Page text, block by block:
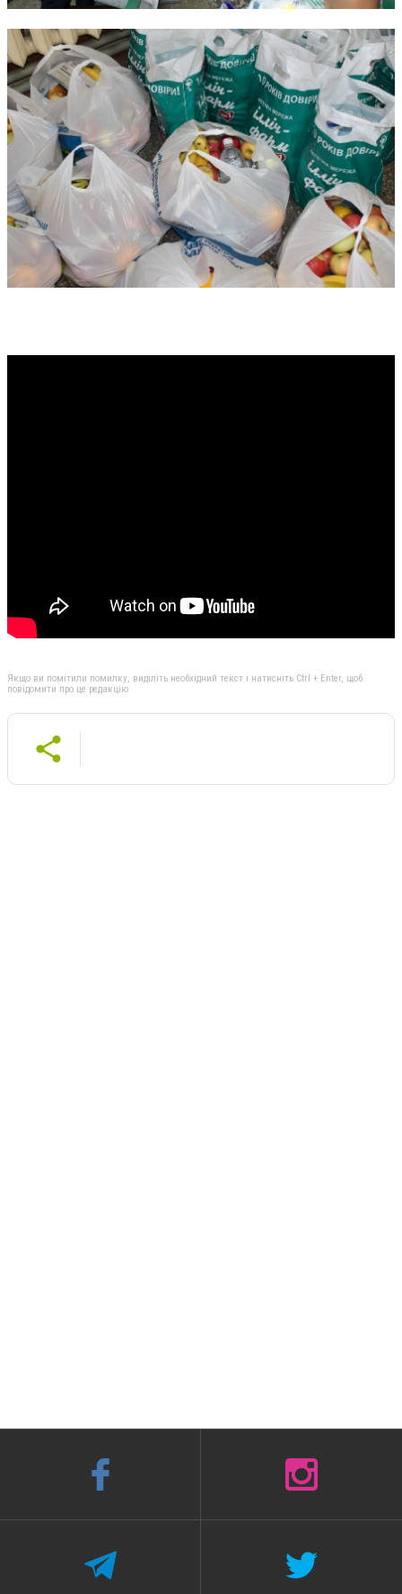
Якщо ви помітили помилку, виділіть необхідний текст і натисніть Ctrl + Enter, щоб
повідомити про це редакцію